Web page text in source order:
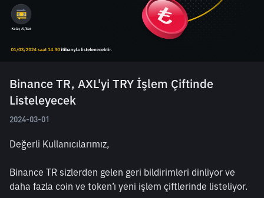
Binance TR, AXL'yi TRY İşlem Çiftinde
Listeleyecek
2024-03-01
Değerli Kullanıcılarımız,
Binance TR sizlerden gelen geri bildirimleri dinliyor ve
daha fazla coin ve token’ı yeni işlem çiftlerinde listeliyor.